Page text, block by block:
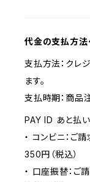
代金の支払方法
支払方法：クレ
ます。
支払時期：商品
PAY ID あと払
・ コンビニ：ご
350円（税込）
・ 口座振替：ご